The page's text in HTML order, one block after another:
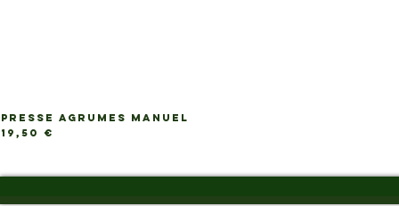
PRESSE AGRUMES MANUEL
Prix
19,50 €